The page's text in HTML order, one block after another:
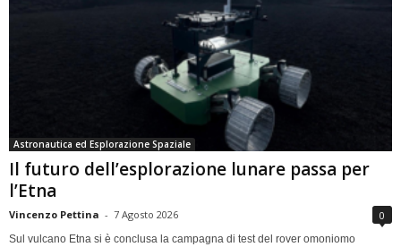
Astronautica ed Esplorazione Spaziale
Il futuro dell’esplorazione lunare passa per
l’Etna
Vincenzo Pettina - 7 Agosto 2026 0
Sul vulcano Etna si è conclusa la campagna di test del rover omoniomo